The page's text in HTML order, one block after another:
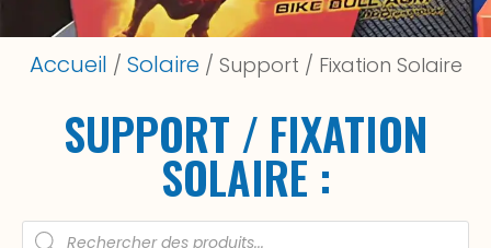
Accueil / Solaire/ Support / Fixation Solaire
SUPPORT / FIXATION
SOLAIRE :